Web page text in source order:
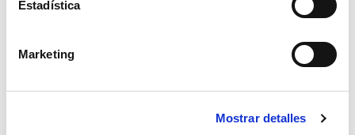
Estadística
Marketing
Mostrar detalles